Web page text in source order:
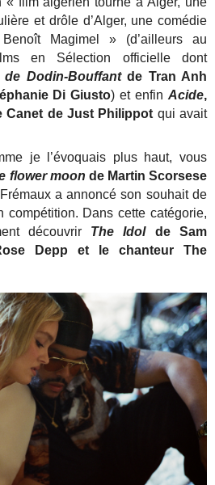
et drôle d’Alger, une comédie
Magimel » (d’ailleurs au
en Sélection officielle dont
de Dodin-Bouffantde Tran Anh
Di Giusto) et enfin Acide,
Canet de Just Philippot qui avait
je l’évoquais plus haut, vous
flower moon de Martin Scorsese
a annoncé son souhait de
compétition. Dans cette catégorie,
découvrir The Idolde Sam
Depp et le chanteur The